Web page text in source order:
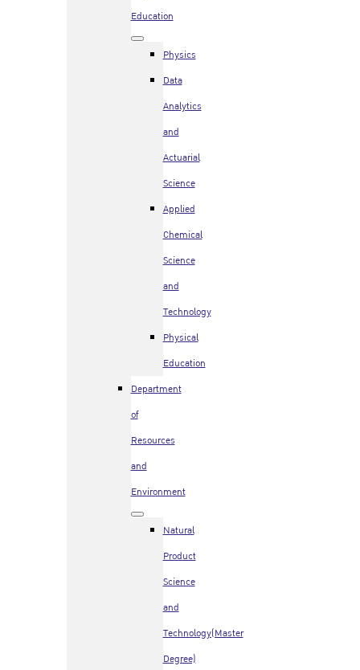
Education
Physics
Data
Analytics
and
Actuarial
Science
Applied
Chemical
Science
and
Technology
Physical
Education
Department
of
Resources
and
Environment
Natural
Product
Science
and
Technology(Master
Degree)